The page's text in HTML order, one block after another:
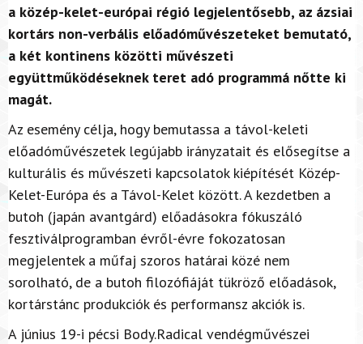
a közép-kelet-európai régió legjelentősebb, az ázsiai
kortárs non-verbális előadóművészeteket bemutató,
a két kontinens közötti művészeti
együttműködéseknek teret adó programmá nőtte ki
magát.
Az esemény célja, hogy bemutassa a távol-keleti
előadóművészetek legújabb irányzatait és elősegítse a
kulturális és művészeti kapcsolatok kiépítését Közép-
Kelet-Európa és a Távol-Kelet között. A kezdetben a
butoh (japán avantgárd) előadásokra fókuszáló
fesztiválprogramban évről-évre fokozatosan
megjelentek a műfaj szoros határai közé nem
sorolható, de a butoh filozófiáját tükröző előadások,
kortárstánc produkciók és performansz akciók is.
A június 19-i pécsi Body.Radical vendégművészei